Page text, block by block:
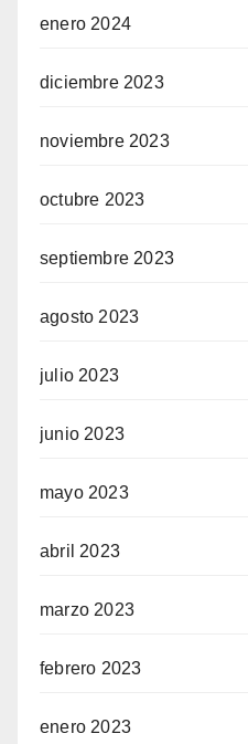
enero 2024
diciembre 2023
noviembre 2023
octubre 2023
septiembre 2023
agosto 2023
julio 2023
junio 2023
mayo 2023
abril 2023
marzo 2023
febrero 2023
enero 2023